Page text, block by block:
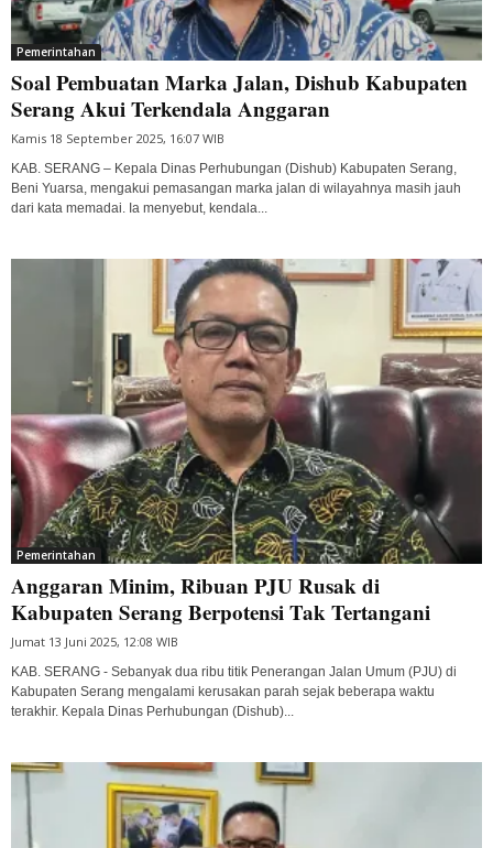
Pemerintahan
Soal Pembuatan Marka Jalan, Dishub Kabupaten
Serang Akui Terkendala Anggaran
Kamis 18 September 2025, 16:07 WIB
KAB. SERANG – Kepala Dinas Perhubungan (Dishub) Kabupaten Serang,
Beni Yuarsa, mengakui pemasangan marka jalan di wilayahnya masih jauh
dari kata memadai. Ia menyebut, kendala...
Pemerintahan
Anggaran Minim, Ribuan PJU Rusak di
Kabupaten Serang Berpotensi Tak Tertangani
Jumat 13 Juni 2025, 12:08 WIB
KAB. SERANG - Sebanyak dua ribu titik Penerangan Jalan Umum (PJU) di
Kabupaten Serang mengalami kerusakan parah sejak beberapa waktu
terakhir. Kepala Dinas Perhubungan (Dishub)...